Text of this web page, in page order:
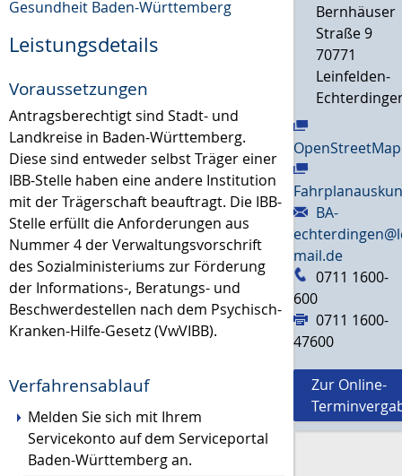
Gesundheit Baden-Württemberg
Leistungsdetails
Voraussetzungen
Antragsberechtigt sind Stadt- und
Landkreise in Baden-Württemberg.
Diese sind entweder selbst Träger einer
IBB-Stelle haben eine andere Institution
mit der Trägerschaft beauftragt. Die IBB-
Stelle erfüllt die Anforderungen aus
Nummer 4 der Verwaltungsvorschrift
des Sozialministeriums zur Förderung
der Informations-, Beratungs- und
Beschwerdestellen nach dem Psychisch-
Kranken-Hilfe-Gesetz (VwVIBB).
Verfahrensablauf
Melden Sie sich mit Ihrem
Servicekonto auf dem Serviceportal
Baden-Württemberg an.
Bernhäuser
Straße 9
70771
Leinfelden-
OpenStreetMap
BA-
mail.de
0711 1600-
600
0711 1600-
47600
Zur Online-